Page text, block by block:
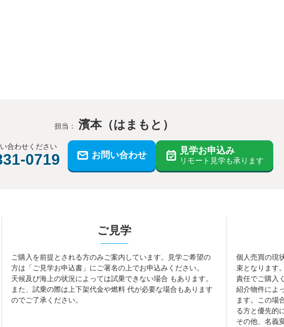
担当： 濱本（はまもと）
合わせください
0719 お問い合わせ 見学お申込み
リモート見学も承ります
ご見学
ご購入を前提とされる方のみご案内しています。見学ご希望の
方は「ご見学お申込書」にご署名の上でお申込みください。
天候及び海上の状況によっては試乗できない場合 もあります。
また、試乗の際は上下架代金や燃料 代が必要な場合もあります
のでご了承ください。
個人売買の現
束となります
責任でご購入
紹介物件によ
ます。この場
る方と優先的
その他、名義